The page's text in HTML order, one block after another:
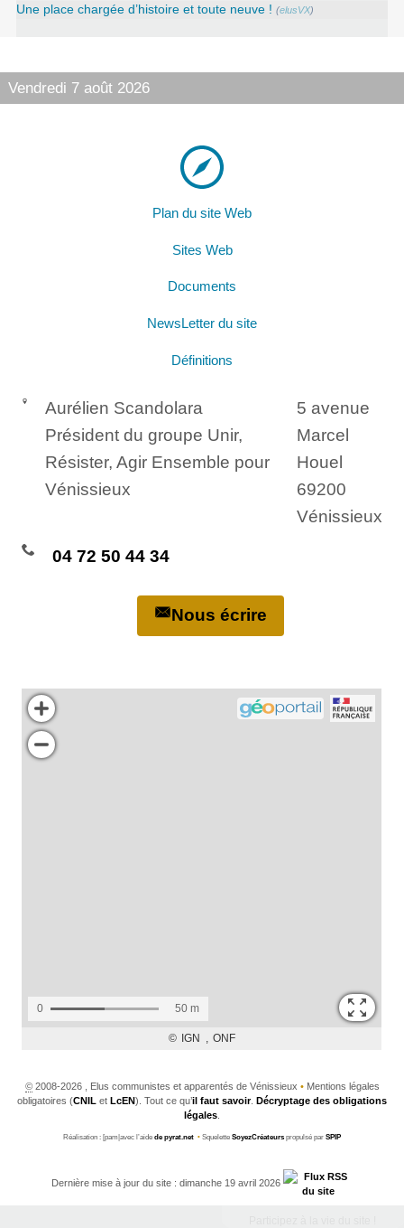
Une place chargée d’histoire et toute neuve ! (elusVX)
Vendredi 7 août 2026
Plan du site Web
Sites Web
Documents
NewsLetter du site
Définitions
Aurélien Scandolara
Président du groupe Unir,
Résister, Agir Ensemble pour
Vénissieux
5 avenue
Marcel
Houel
69200
Vénissieux
04 72 50 44 34
Nous écrire
©2008-2026 , Elus communistes et apparentés de Vénissieux •Mentions légales
obligatoires (CNIL et LcEN). Tout ce qu’il faut savoir. Décryptage des obligations
légales
Réalisation : [pam|avec l’aide de pyrat.net • Squelette SoyezCréateurs propulsé par SPIP
Dernière mise à jour du site : dimanche 19 avril 2026